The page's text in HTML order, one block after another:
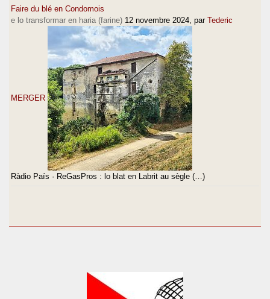
Faire du blé en Condomois
e lo transformar en haria (farine) 12 novembre 2024 , par Tederic
MERGER
Ràdio País · ReGasPros : lo blat en Labrit au sègle (…)